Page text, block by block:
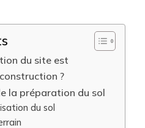
du site est
?
la préparation du sol
du sol